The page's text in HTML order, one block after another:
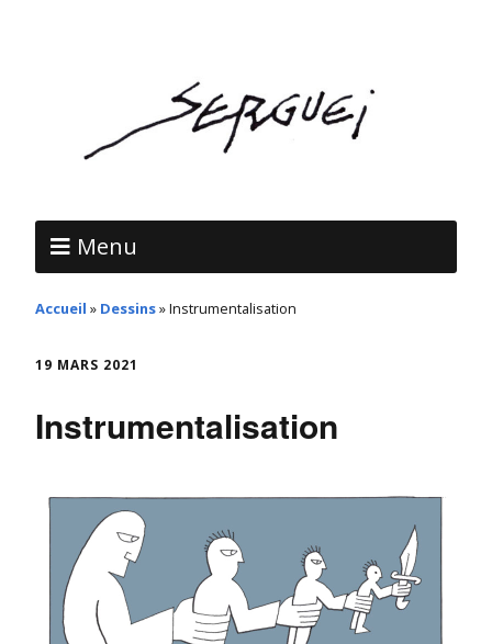
Menu
Accueil » Dessins»Instrumentalisation
19 MARS 2021
Instrumentalisation